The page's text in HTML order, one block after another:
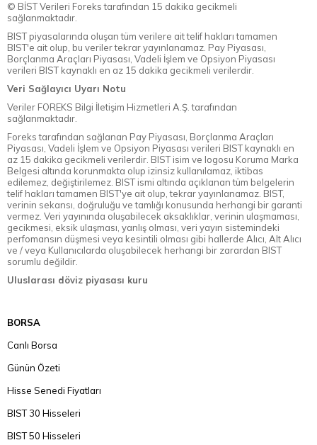
© BİST Verileri Foreks tarafından 15 dakika gecikmeli
sağlanmaktadır.
BIST piyasalarında oluşan tüm verilere ait telif hakları tamamen
BIST'e ait olup, bu veriler tekrar yayınlanamaz. Pay Piyasası,
Borçlanma Araçları Piyasası, Vadeli İşlem ve Opsiyon Piyasası
verileri BIST kaynaklı en az 15 dakika gecikmeli verilerdir.
Veri Sağlayıcı Uyarı Notu
Veriler FOREKS Bilgi İletişim Hizmetleri A.Ş. tarafından
sağlanmaktadır.
Foreks tarafından sağlanan Pay Piyasası, Borçlanma Araçları
Piyasası, Vadeli İşlem ve Opsiyon Piyasası verileri BIST kaynaklı en
az 15 dakika gecikmeli verilerdir. BIST isim ve logosu Koruma Marka
Belgesi altında korunmakta olup izinsiz kullanılamaz, iktibas
edilemez, değiştirilemez. BIST ismi altında açıklanan tüm belgelerin
telif hakları tamamen BIST'ye ait olup, tekrar yayınlanamaz. BIST,
verinin sekansı, doğruluğu ve tamlığı konusunda herhangi bir garanti
vermez. Veri yayınında oluşabilecek aksaklıklar, verinin ulaşmaması,
gecikmesi, eksik ulaşması, yanlış olması, veri yayın sistemindeki
perfomansın düşmesi veya kesintili olması gibi hallerde Alıcı, Alt Alıcı
ve / veya Kullanıcılarda oluşabilecek herhangi bir zarardan BIST
sorumlu değildir.
Uluslarası döviz piyasası kuru
BORSA
Canlı Borsa
Günün Özeti
Hisse Senedi Fiyatları
BIST 30 Hisseleri
BIST 50 Hisseleri